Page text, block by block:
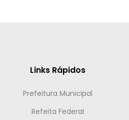
Links Rápidos
Prefeitura Municipal
Refeita Federal